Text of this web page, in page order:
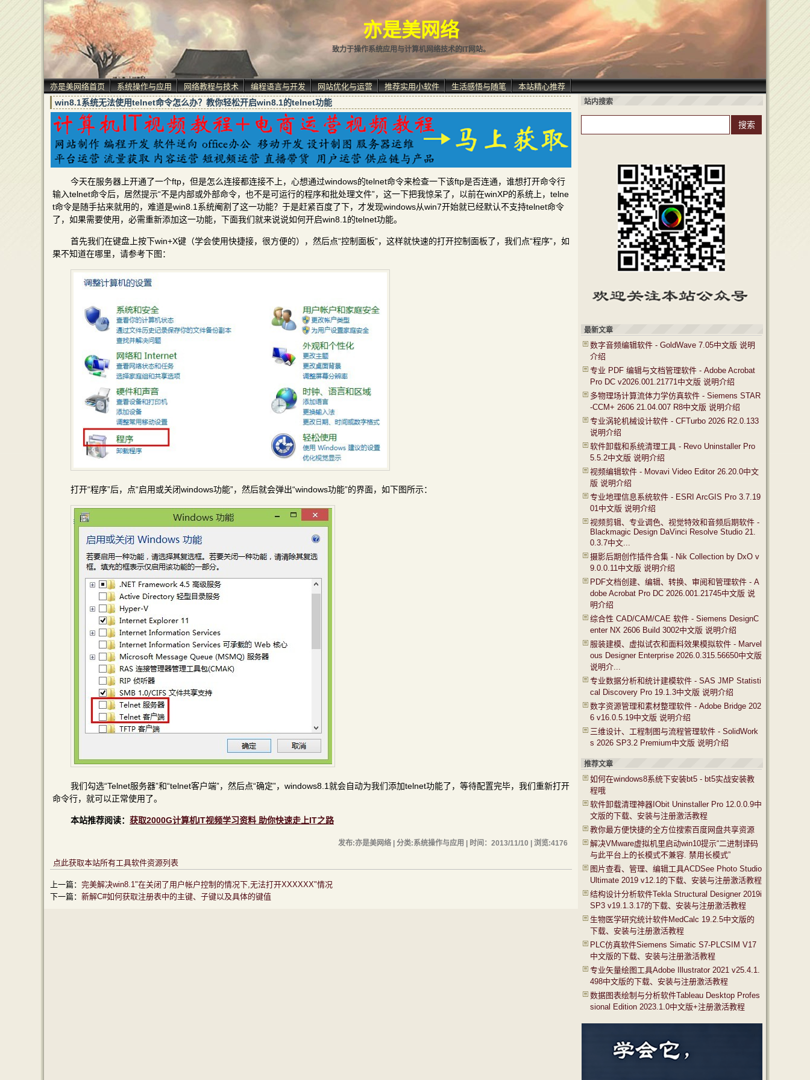
亦是美网络
致力于操作系统应用与计算机网络技术的IT网站。
亦是美网络首页 系统操作与应用 网络教程与技术 编程语言与开发 网站优化与运营 推荐实用小软件 生活感悟与随笔 本站精心推荐
站内搜索
最新文章
数字音频编辑软件 - GoldWave 7.05中文版 说明
介绍
专业 PDF 编辑与文档管理软件 - Adobe Acrobat
Pro DC v2026.001.21771中文版 说明介绍
多物理场计算流体力学仿真软件 - Siemens STAR
-CCM+ 2606 21.04.007 R8中文版 说明介绍
专业涡轮机械设计软件 - CFTurbo 2026 R2.0.133
说明介绍
软件卸载和系统清理工具 - Revo Uninstaller Pro
5.5.2中文版 说明介绍
视频编辑软件 - Movavi Video Editor 26.20.0中文
版 说明介绍
专业地理信息系统软件 - ESRI ArcGIS Pro 3.7.19
01中文版 说明介绍
视频剪辑、专业调色、视觉特效和音频后期软件 -
Blackmagic Design DaVinci Resolve Studio 21.
0.3.7中文...
摄影后期创作插件合集 - Nik Collection by DxO v
9.0.0.11中文版 说明介绍
PDF文档创建、编辑、转换、审阅和管理软件 - A
dobe Acrobat Pro DC 2026.001.21745中文版 说
明介绍
综合性 CAD/CAM/CAE 软件 - Siemens DesignC
enter NX 2606 Build 3002中文版 说明介绍
服装建模、虚拟试衣和面料效果模拟软件 - Marvel
ous Designer Enterprise 2026.0.315.56650中文版
说明介...
专业数据分析和统计建模软件 - SAS JMP Statisti
cal Discovery Pro 19.1.3中文版 说明介绍
数字资源管理和素材整理软件 - Adobe Bridge 202
6 v16.0.5.19中文版 说明介绍
三维设计、工程制图与流程管理软件 - SolidWork
s 2026 SP3.2 Premium中文版 说明介绍
推荐文章
如何在windows8系统下安装bt5 - bt5实战安装教
程哦
软件卸载清理神器IObit Uninstaller Pro 12.0.0.9中
文版的下载、安装与注册激活教程
教你最方便快捷的全方位搜索百度网盘共享资源
解决VMware虚拟机里启动win10提示“二进制译码
与此平台上的长模式不兼容. 禁用长模式”
图片查看、管理、编辑工具ACDSee Photo Studio
Ultimate 2019 v12.1的下载、安装与注册激活教程
结构设计分析软件Tekla Structural Designer 2019i
SP3 v19.1.3.17的下载、安装与注册激活教程
生物医学研究统计软件MedCalc 19.2.5中文版的
下载、安装与注册激活教程
PLC仿真软件Siemens Simatic S7-PLCSIM V17
中文版的下载、安装与注册激活教程
专业矢量绘图工具Adobe Illustrator 2021 v25.4.1.
498中文版的下载、安装与注册激活教程
数据图表绘制与分析软件Tableau Desktop Profes
sional Edition 2023.1.0中文版+注册激活教程
win8.1系统无法使用telnet命令怎么办？教你轻松开启win8.1的telnet功能
今天在服务器上开通了一个ftp，但是怎么连接都连接不上，心想通过windows的telnet命令来检查一下该ftp是否连通，谁想打开命令行
输入telnet命令后，居然提示“不是内部或外部命令，也不是可运行的程序和批处理文件”，这一下把我惊呆了，以前在winXP的系统上，telne
t命令是随手拈来就用的，难道是win8.1系统阉割了这一功能？于是赶紧百度了下，才发现windows从win7开始就已经默认不支持telnet命令
了，如果需要使用，必需重新添加这一功能，下面我们就来说说如何开启win8.1的telnet功能。
首先我们在键盘上按下win+X键（学会使用快捷接，很方便的），然后点“控制面板”，这样就快速的打开控制面板了，我们点“程序”，如
果不知道在哪里，请参考下图：
打开“程序”后，点“启用或关闭windows功能”，然后就会弹出“windows功能”的界面，如下图所示：
我们勾选“Telnet服务器”和“telnet客户端”，然后点“确定”，windows8.1就会自动为我们添加telnet功能了，等待配置完毕，我们重新打开
命令行，就可以正常使用了。
本站推荐阅读： 获取2000G计算机IT视频学习资料 助你快速走上IT之路
发布:亦是美网络 | 分类:系统操作与应用 | 时间：2013/11/10 | 浏览:4176
点此获取本站所有工具软件资源列表
上一篇： 完美解决win8.1"在关闭了用户帐户控制的情况下,无法打开XXXXXX"情况
下一篇： 新解C#如何获取注册表中的主键、子键以及具体的键值